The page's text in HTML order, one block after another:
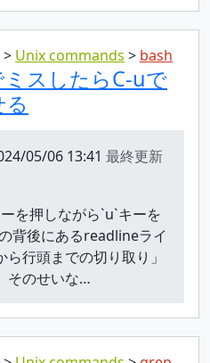
Unix commands bash
スしたらC-uで
05/06 13:41 最終更新
を押しながら`u`キーを
背後にあるreadlineライ
行頭までの切り取り」
そのせいな…